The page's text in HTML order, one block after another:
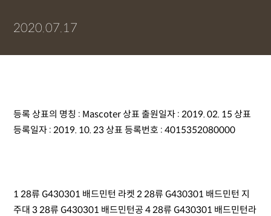
2020.07.17
등록 상표의​ 명칭 : Mascoter 상표 출원일자 : 2019. 02. 15 상표
등록일자 : 2019. 10. 23 상표 등록번호 : 4015352080000
1 28류 G430301 배드민턴 라켓 2 28류 G430301 배드민턴 지
주대 3 28류 G430301 배드민턴공 4 28류 G430301 배드민턴라